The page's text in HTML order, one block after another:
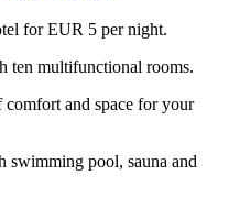
for EUR 5 per night.
ten multifunctional rooms.
and space for your
swimming pool, sauna and